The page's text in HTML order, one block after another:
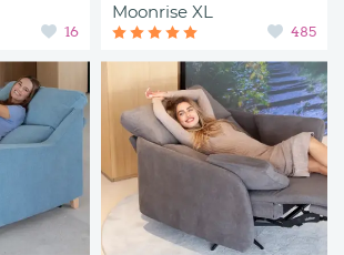
16
Moonrise XL
485